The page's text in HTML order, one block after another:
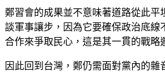
鄭習會的成果並不意味著道路從此平
談軍事讓步，因為它要確保政治底線
合作來爭取民心，這是其一貫的戰略
因此回到台灣，鄭仍需面對黨內的雜